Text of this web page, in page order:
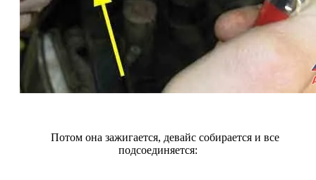
Потом она зажигается, девайс собирается и все
подсоединяется: